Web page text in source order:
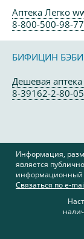
Аптека Легко
8-800-500-98-77
БИФИЦИН
Дешевая
8-39162-2-80-05
Информация,
является
информационный
Связаться по e-